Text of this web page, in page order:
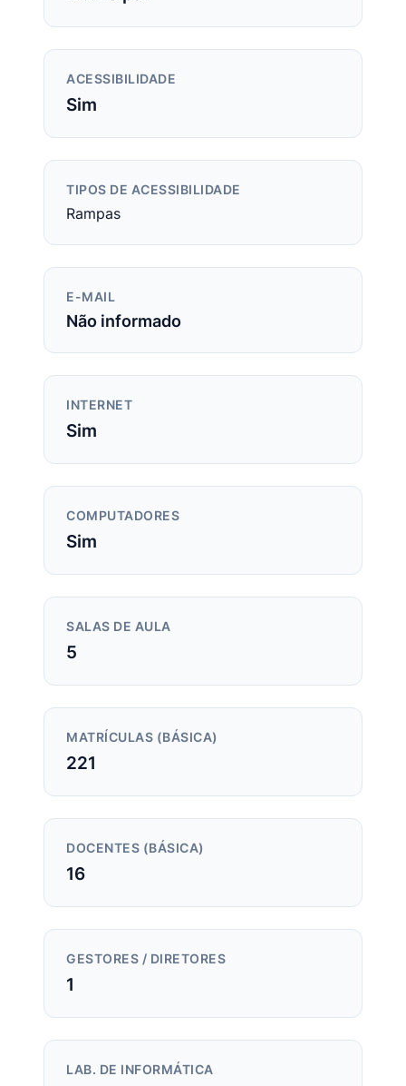
ACESSIBILIDADE
Sim
TIPOS DE ACESSIBILIDADE
Rampas
E-MAIL
Não informado
INTERNET
Sim
COMPUTADORES
Sim
SALAS DE AULA
5
MATRÍCULAS (BÁSICA)
221
DOCENTES (BÁSICA)
16
GESTORES / DIRETORES
1
LAB. DE INFORMÁTICA